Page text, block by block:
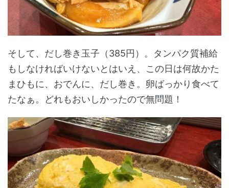
そして、だし巻き玉子（385円）。タンパク質補給
もしなければいけないとはいえ、この日は何故かた
まひもに、おでんに、だし巻き。卵ばっかり食べて
たなぁ。どれもおいしかったので無問題！